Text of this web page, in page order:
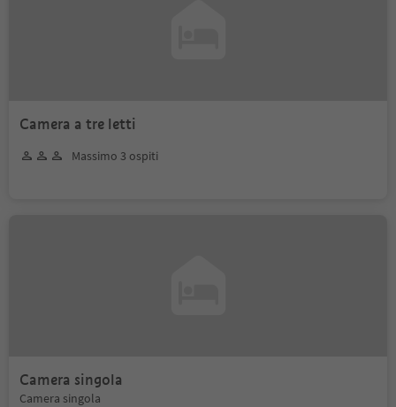
Camera a tre letti
Massimo 3 ospiti
Camera singola
Camera singola